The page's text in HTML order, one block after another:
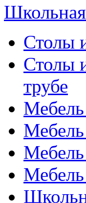
Столы
Столы
трубе
Мебель